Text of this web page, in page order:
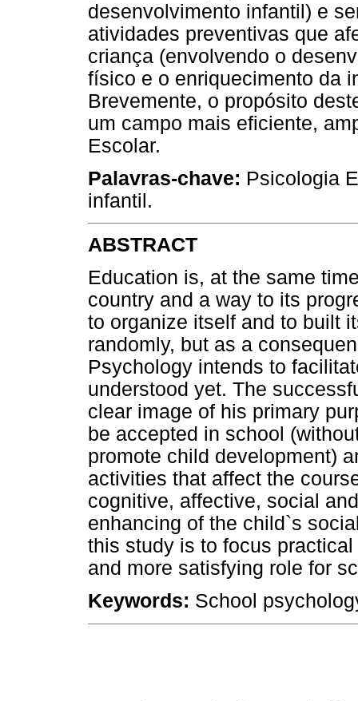
desenvolvimento infantil) e
atividades preventivas que
criança (envolvendo o
físico e o enriquecimento da
Brevemente, o propósito
um campo mais eficiente,
Escolar.
Palavras-chave: Psicologia
infantil.
ABSTRACT
Education is, at the same
country and a way to its
to organize itself and to built
randomly, but as a
Psychology intends to
understood yet. The
clear image of his primary
be accepted in school
promote child development)
activities that affect the
cognitive, affective, social
enhancing of the child`s
this study is to focus
and more satisfying role for
Keywords: School